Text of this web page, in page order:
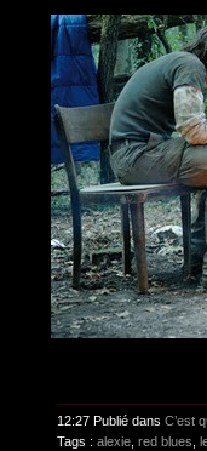
12:27 Publié dans C’est
Tags : alexie, red blues,